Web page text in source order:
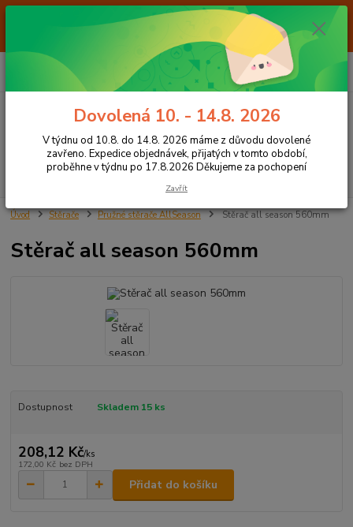
Od 7.8. do 14.8. 2026 máme z důvodu dovolené ZAVŘENO. Expedice
objednávek, přijatých v tomto období, proběhne v týdnu po 17.8.2026
Děkujeme za pochopení
CZK
Hledat
+420 605 283 713
za0,00 Kč
Úvod Stěrače Pružné stěrače AllSeason Stěrač all season 560mm
Stěrač all season 560mm
Dostupnost Skladem 15 ks
208,12 Kč/ks
172,00 Kč bez DPH
Přidat do košíku
Dovolená 10. - 14.8. 2026
V týdnu od 10.8. do 14.8. 2026 máme z důvodu dovolené
zavřeno. Expedice objednávek, přijatých v tomto období,
proběhne v týdnu po 17.8.2026 Děkujeme za pochopení
Zavřít